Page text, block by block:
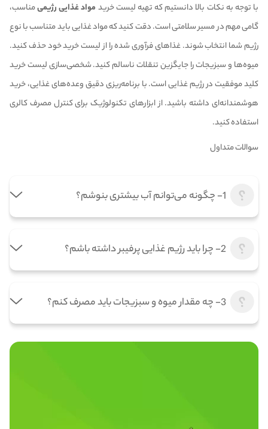
با توجه به نکات بالا دانستیم که تهیه لیست خرید مواد غذایی رژیمیمناسب،
گامی مهم در مسیر سلامتی است. دقت کنید که مواد غذایی باید متناسب با نوع
رژیم شما انتخاب شوند. غذاهای فرآوری شده را از لیست خرید خود حذف کنید.
میوه‌ها و سبزیجات را جایگزین تنقلات ناسالم کنید. شخصی‌سازی لیست خرید
کلید موفقیت در رژیم غذایی است. با برنامه‌ریزی دقیق وعده‌های غذایی، خرید
هوشمندانه‌ای داشته باشید. از ابزارهای تکنولوژیک برای کنترل مصرف کالری
استفاده کنید.
سوالات متداول
1- چگونه می‌توانم آب بیشتری بنوشم؟
2- چرا باید رژیم غذایی پرفیبر داشته باشم؟
3- چه مقدار میوه و سبزیجات باید مصرف کنم؟